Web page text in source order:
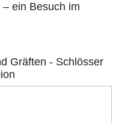
ein Besuch im
Gräften - Schlösser